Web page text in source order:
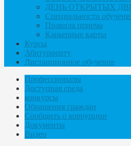
ДЕНЬ ОТКРЫТЫХ
Специальности
Правила приема
Карьерные карты
Курсы
Абитуриенту
Дистанционное обучение
Профессионалы
Доступная среда
конкурсы
Обращения граждан
Сообщить о коррупции
Документы
Видео